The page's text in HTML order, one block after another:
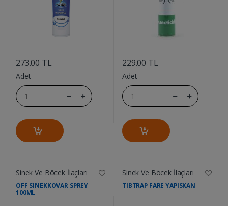
273.00 TL
Adet
229.00 TL
Adet
Sinek Ve Böcek İlaçları
OFF SINEKKOVAR SPREY
100ML
Sinek Ve Böcek İlaçları
TIBTRAP FARE YAPISKAN